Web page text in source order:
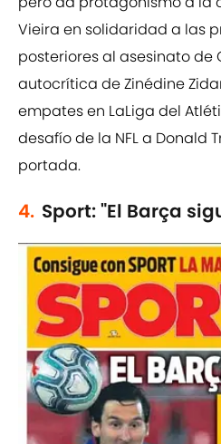
Vieira en solidaridad a las
posteriores al asesinato de
autocrítica de Zinédine
empates en LaLiga del
desafío de la NFL a Donald
portada.
4. Sport: "El Barça